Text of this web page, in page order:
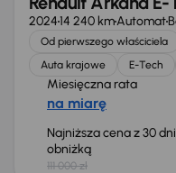
202414 240 kmAutomat
Od pierwszego właściciela
Auta krajowe
E-Tech
Miesięczna rata
na miarę
Najniższa cena z 30
obniżką
111 000 zł